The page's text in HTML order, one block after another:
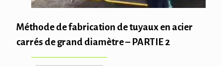
Méthode de fabrication de tuyaux en acier
carrés de grand diamètre – PARTIE 2